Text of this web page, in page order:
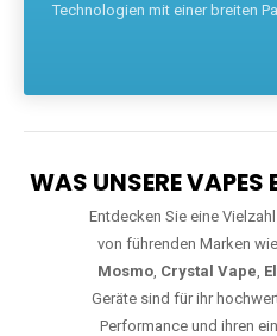
Technologien mit einer breiten
WAS UNSERE VAPES
Entdecken Sie eine
von führenden Marken wie
Mosmo, Crystal Vape,
Geräte sind für ihr
Performance und ihren